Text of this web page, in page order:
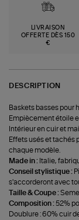
LIVRAISON
OFFERTE DÈS 150
€
DESCRIPTION
Baskets basses pour
Empiècement étoile
Intérieur en cuir et
Effets usés et tachés
chaque modèle.
Made in : Italie,
Conseil stylistique :
s'accorderont avec
Taille & Coupe :
Composition :52%
Doublure : 60% cuir